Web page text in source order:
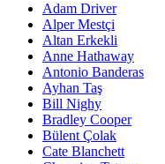
Adam Driver
Alper Mestçi
Altan Erkekli
Anne Hathaway
Antonio Banderas
Ayhan Taş
Bill Nighy
Bradley Cooper
Bülent Çolak
Cate Blanchett